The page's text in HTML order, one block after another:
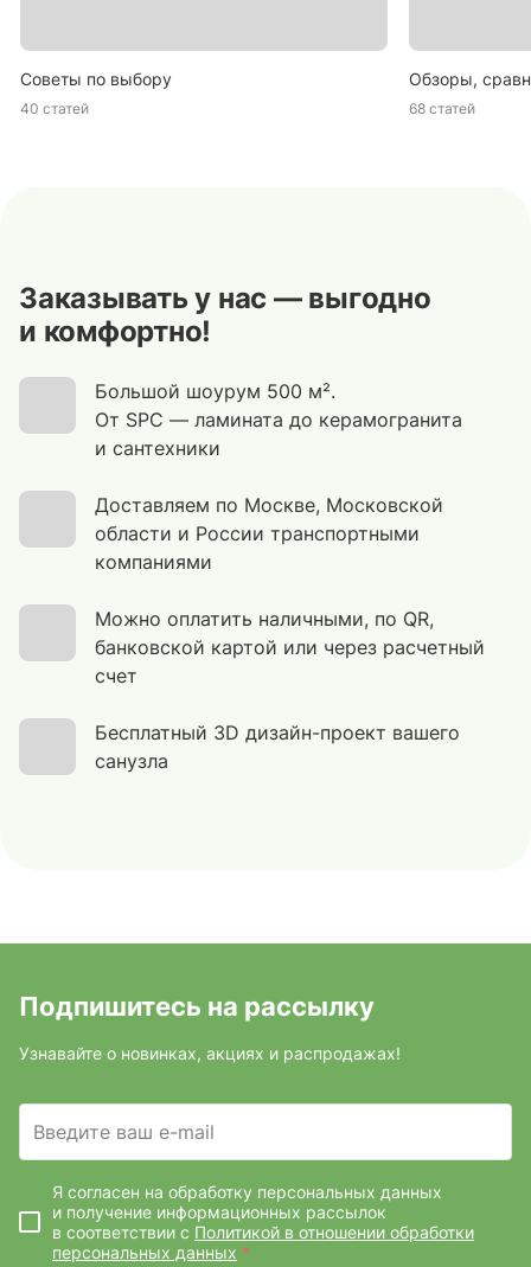
Советы по выбору
40 статей
Обзоры,
68 статей
Заказывать у нас — выгодно
и комфортно!
Большой шоурум 500 м².
От SPC — ламината до керамогранита
и сантехники
Доставляем по Москве, Московской
области и России транспортными
компаниями
Можно оплатить наличными, по QR,
банковской картой или через расчетный
счет
Бесплатный 3D дизайн-проект вашего
санузла
Подпишитесь на рассылку
Узнавайте о новинках, акциях и распродажах!
Введите ваш e-mail
Я согласен на обработку персональных данных
и получение информационных рассылок
в соответствии с Политикой в отношении обработки
персональных данных *